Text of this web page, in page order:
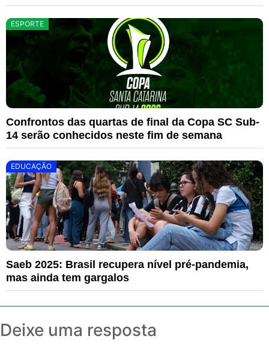
ESPORTE
Confrontos das quartas de final da Copa SC Sub-
14 serão conhecidos neste fim de semana
EDUCAÇÃO
Saeb 2025: Brasil recupera nível pré-pandemia,
mas ainda tem gargalos
Deixe uma resposta